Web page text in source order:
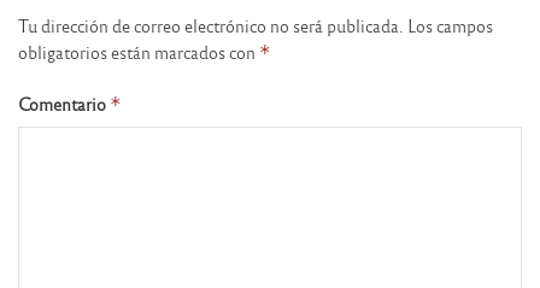
Tu dirección de correo electrónico no será publicada. Los campos
obligatorios están marcados con *
Comentario *